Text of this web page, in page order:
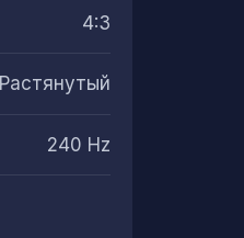
4:3
Растянутый
240 Hz